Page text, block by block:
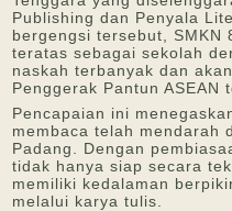
Publishing dan Penyala
bergengsi tersebut, SMKN
teratas sebagai sekolah
naskah terbanyak dan
Penggerak Pantun ASEAN
Pencapaian ini
membaca telah mendarah
Padang. Dengan
tidak hanya siap secara
memiliki kedalaman
melalui karya tulis.